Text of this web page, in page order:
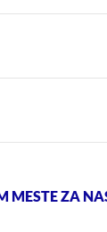
ZA